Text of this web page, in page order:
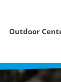
Outdoor